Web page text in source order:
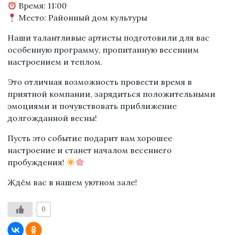
Время: 11:00
Место: Районный дом культуры
Наши талантливые артисты подготовили для вас
особенную программу, пропитанную весенним
настроением и теплом.
Это отличная возможность провести время в
приятной компании, зарядиться положительными
эмоциями и почувствовать приближение
долгожданной весны!
Пусть это событие подарит вам хорошее
настроение и станет началом весеннего
пробуждения!
Ждём вас в нашем уютном зале!
0